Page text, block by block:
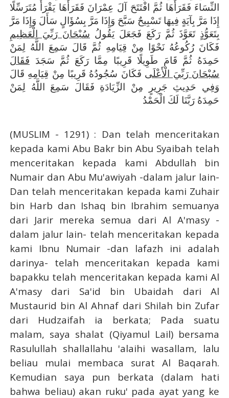
النِّسَاءَ فَقَرَأَهَا ثُمَّ افْتَتَحَ آلَ عِمْرَانَ فَقَرَأَهَا يَقْرَأُ مُتَرَسِّلًا
إِذَا مَرَّ بِآيَةٍ فِيهَا تَسْبِيحٌ سَبَّحَ وَإِذَا مَرَّ بِسُؤَالٍ سَأَلَ وَإِذَا مَرَّ
بِتَعَوُّذٍ تَعَوَّذَ ثُمَّ رَكَعَ فَجَعَلَ يَقُولُ سُبْحَانَ رَبِّيَ الْعَظِيمِ
فَكَانَ رُكُوعُهُ نَحْوًا مِنْ قِيَامِهِ ثُمَّ قَالَ سَمِعَ اللَّهُ لِمَنْ
حَمِدَهُ ثُمَّ قَامَ طَوِيلًا قَرِيبًا مِمَّا رَكَعَ ثُمَّ سَجَدَ فَقَالَ
سُبْحَانَ رَبِّيَ الْأَعْلَى فَكَانَ سُجُودُهُ قَرِيبًا مِنْ قِيَامِهِ قَالَ
وَفِي حَدِيثِ جَرِيرٍ مِنْ الزِّيَادَةِ فَقَالَ سَمِعَ اللَّهُ لِمَنْ
حَمِدَهُ رَبَّنَا لَكَ الْحَمْدُ
(MUSLIM - 1291) : Dan telah menceritakan
kepada kami Abu Bakr bin Abu Syaibah telah
menceritakan kepada kami Abdullah bin
Numair dan Abu Mu'awiyah -dalam jalur lain-
Dan telah menceritakan kepada kami Zuhair
bin Harb dan Ishaq bin Ibrahim semuanya
dari Jarir mereka semua dari Al A'masy -
dalam jalur lain- telah menceritakan kepada
kami Ibnu Numair -dan lafazh ini adalah
darinya- telah menceritakan kepada kami
bapakku telah menceritakan kepada kami Al
A'masy dari Sa'id bin Ubaidah dari Al
Mustaurid bin Al Ahnaf dari Shilah bin Zufar
dari Hudzaifah ia berkata; Pada suatu
malam, saya shalat (Qiyamul Lail) bersama
Rasulullah shallallahu 'alaihi wasallam, lalu
beliau mulai membaca surat Al Baqarah.
Kemudian saya pun berkata (dalam hati
bahwa beliau) akan ruku' pada ayat yang ke